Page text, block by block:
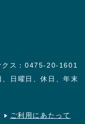
ス：0475-20-1601
日曜日、休日、年末
ご利用にあたって